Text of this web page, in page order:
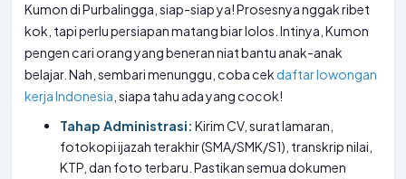
Kumon di Purbalingga, siap-siap ya! Prosesnya nggak ribet
kok, tapi perlu persiapan matang biar lolos. Intinya, Kumon
pengen cari orang yang beneran niat bantu anak-anak
belajar. Nah, sembari menunggu, coba cek daftar lowongan
kerja Indonesia , siapa tahu ada yang cocok!
Tahap Administrasi: Kirim CV, surat lamaran,
fotokopi ijazah terakhir (SMA/SMK/S1), transkrip nilai,
KTP, dan foto terbaru. Pastikan semua dokumen